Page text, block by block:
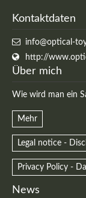
Kontaktdaten
info@optical-
http://
Über mich
Wie wird man ein
Mehr
Legal notice -
Privacy Policy -
News